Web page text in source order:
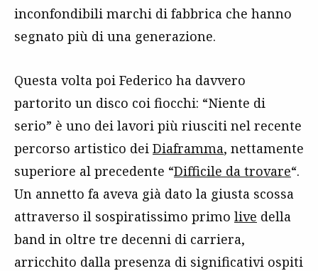
inconfondibili marchi di fabbrica che hanno
segnato più di una generazione.
Questa volta poi Federico ha davvero
partorito un disco coi fiocchi: “Niente di
serio” è uno dei lavori più riusciti nel recente
percorso artistico dei Diaframma, nettamente
superiore al precedente “Difficile da trovare“.
Un annetto fa aveva già dato la giusta scossa
attraverso il sospiratissimo primo live della
band in oltre tre decenni di carriera,
arricchito dalla presenza di significativi ospiti